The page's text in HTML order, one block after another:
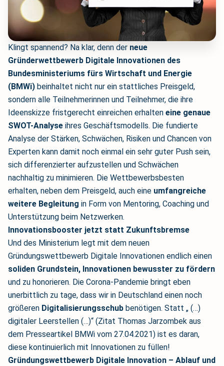
Klingt spannend? Na klar, denn der neue
Gründerwettbewerb Digitale Innovationen des
Bundesministeriums fürs Wirtschaft und Energie
(BMWi) beinhaltet nicht nur ein stattliches Preisgeld,
sondern alle Teilnehmerinnen und Teilnehmer, die ihre
Ideenskizze fristgerecht einreichen erhalten eine genaue
SWOT-Analyse ihres Geschäftsmodells. Die fundierte
Analyse der Stärken, Schwächen, Risiken und Chancen von
Experten kann damit noch einmal ein sehr guter Push sein,
sich differenzierter aufzustellen und Schwächen
nachhaltig zu minimieren. Die Wettbewerbsbesten
erhalten, neben dem Preisgeld, auch eine umfangreiche
weitere Begleitung in Form von Mentoring, Coaching und
Unterstützung beim Netzwerken.
Innovationsbooster jetzt statt Zukunftsbremse
Und des Ministerium legt mit dem neuen
Gründungswettbewerb Digitale Innovationen endlich einen
soliden Grundstein, Innovationen bewusster zu fördern
und zu honorieren. Die Corona-Pandemie bringt eben
unerbittlich zu tage, dass wir in Deutschland einen noch
größeren Digitalisierungsschub benötigen. Statt „ (…)
digitaler Leerstellen (…)“ (Zitat Thomas Jarzombek aus
dem Presseartikel BMWi vom 27.04.2021) ist es daran,
diese kontinuierlich mit Innovationen zu füllen!
Gründungswettbewerb Digitale Innovation – Ablauf und